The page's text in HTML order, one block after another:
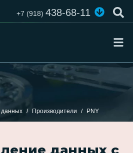
+7 (918)438-68-11
данных Производители PNY